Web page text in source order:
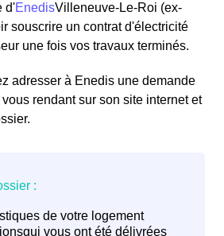
d'EnedisVilleneuve-Le-Roi (ex-
souscrire un contrat d'électricité
une fois vos travaux terminés.
adresser à Enedis une demande
rendant sur son site internet et